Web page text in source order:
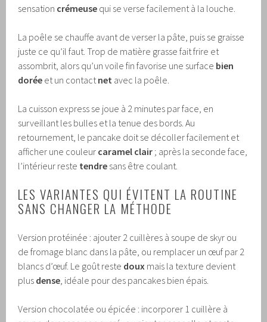
sensation crémeuse qui se verse facilement à la louche.
La poêle se chauffe avant de verser la pâte, puis se graisse
juste ce qu’il faut. Trop de matière grasse fait frire et
assombrit, alors qu’un voile fin favorise une surface bien
dorée et un contactnet avec la poêle.
La cuisson express se joue à 2 minutes par face, en
surveillant les bulles et la tenue des bords. Au
retournement, le pancake doit se décoller facilement et
afficher une couleur caramel clair ; après la seconde face,
l’intérieur reste tendre sans être coulant.
LES VARIANTES QUI ÉVITENT LA ROUTINE
SANS CHANGER LA MÉTHODE
Version protéinée : ajouter 2 cuillères à soupe de skyr ou
de fromage blanc dans la pâte, ou remplacer un œuf par 2
blancs d’œuf. Le goût reste doux mais la texture devient
plus dense, idéale pour des pancakes bien épais.
Version chocolatée ou épicée : incorporer 1 cuillère à